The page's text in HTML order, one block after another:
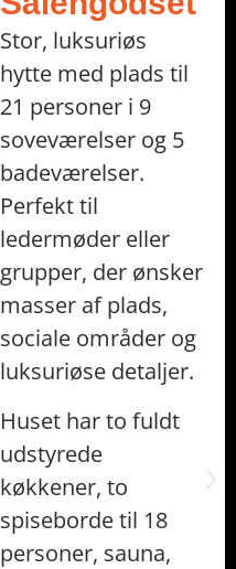
Stor, luksuriøs
hytte med plads til
21 personer i 9
soveværelser og 5
badeværelser.
Perfekt til
ledermøder eller
grupper, der ønsker
masser af plads,
sociale områder og
luksuriøse detaljer.
Huset har to fuldt
udstyrede
køkkener, to
spiseborde til 18
personer, sauna,